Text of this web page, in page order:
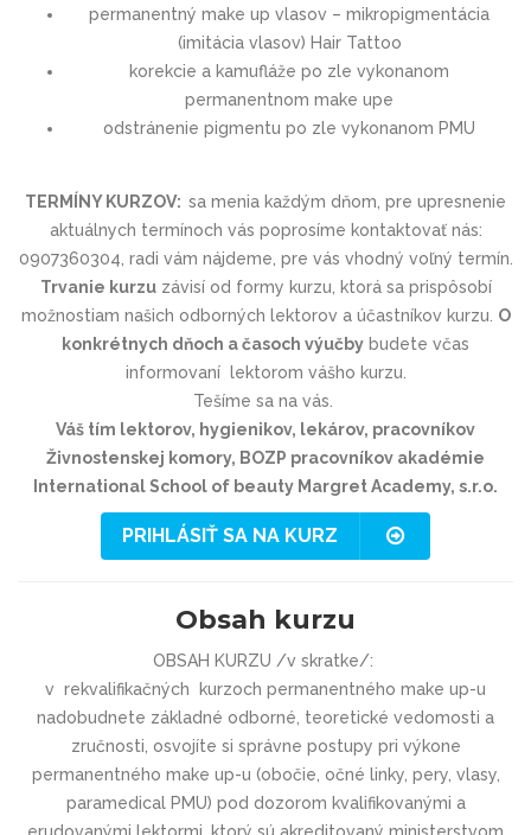
permanentný make up vlasov – mikropigmentácia
(imitácia vlasov) Hair Tattoo
korekcie a kamufláže po zle vykonanom
permanentnom make upe
odstránenie pigmentu po zle vykonanom PMU
TERMÍNY KURZOV: sa menia každým dňom, pre upresnenie
aktuálnych termínoch vás poprosíme kontaktovať nás:
0907360304, radi vám nájdeme, pre vás vhodný voľný termín.
Trvanie kurzuzávisí od formy kurzu, ktorá sa prispôsobí
možnostiam našich odborných lektorov a účastníkov kurzu. O
konkrétnych dňoch a časoch výučby budete včas
informovaní lektorom vášho kurzu.
Tešíme sa na vás.
Váš tím lektorov, hygienikov, lekárov, pracovníkov
Živnostenskej komory, BOZP pracovníkov akadémie
International School of beauty Margret Academy, s.r.o.
PRIHLÁSIŤ SA NA KURZ
Obsah kurzu
OBSAH KURZU /v skratke/:
v rekvalifikačných kurzoch permanentného make up-u
nadobudnete základné odborné, teoretické vedomosti a
zručnosti, osvojíte si správne postupy pri výkone
permanentného make up-u (obočie, očné linky, pery, vlasy,
paramedical PMU) pod dozorom kvalifikovanými a
erudovanými lektormi, ktorý sú akreditovaný ministerstvom